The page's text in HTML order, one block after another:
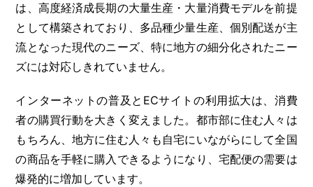
は、高度経済成長期の大量生産・大量消費モデルを前提
として構築されており、多品種少量生産、個別配送が主
流となった現代のニーズ、特に地方の細分化されたニー
ズには対応しきれていません。
インターネットの普及とECサイトの利用拡大は、消費
者の購買行動を大きく変えました。都市部に住む人々は
もちろん、地方に住む人々も自宅にいながらにして全国
の商品を手軽に購入できるようになり、宅配便の需要は
爆発的に増加しています。